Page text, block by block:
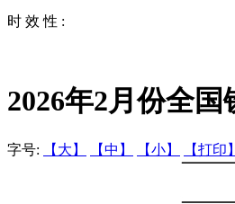
时 效 性 :
2026年2月份全
字号: 【大】 【中】 【小】 【打印】